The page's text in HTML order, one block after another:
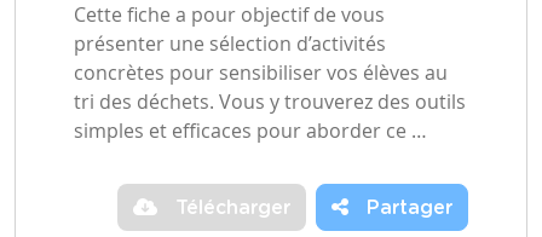
Cette fiche a pour objectif de vous
présenter une sélection d’activités
concrètes pour sensibiliser vos élèves au
tri des déchets. Vous y trouverez des outils
simples et efficaces pour aborder ce …
Télécharger Partager